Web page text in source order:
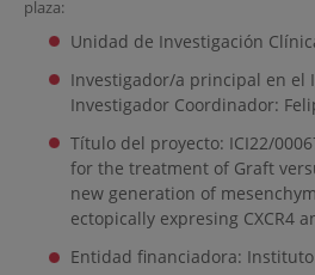
plaza:
Unidad de Investigación
Investigador/a principal en el
Investigador Coordinador:
Título del proyecto: ICI22/
for the treatment of Graft
new generation of
ectopically expresing CXCR4
Entidad financiadora: